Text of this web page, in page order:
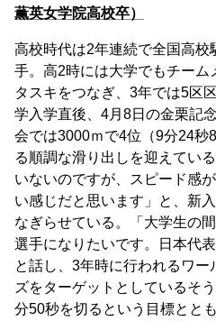
薫英女学院高校卒）
高校時代は2年連続で全国高校
手。高2時には大学でもチーム
タスキをつなぎ、3年では5区
学入学直後、4月8日の金栗記
会では3000ｍで4位（9分24秒
る順調な滑り出しを迎えてい
いないのですが、スピード感
い感じだと思います」と、新
なぎらせている。「大学生の
選手になりたいです。日本代
と話し、3年時に行われるワー
ズをターゲットとしているそ
分50秒を切るという目標とと